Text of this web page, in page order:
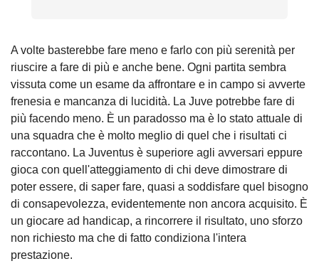
A volte basterebbe fare meno e farlo con più serenità per
riuscire a fare di più e anche bene. Ogni partita sembra
vissuta come un esame da affrontare e in campo si avverte
frenesia e mancanza di lucidità. La Juve potrebbe fare di
più facendo meno. È un paradosso ma è lo stato attuale di
una squadra che è molto meglio di quel che i risultati ci
raccontano. La Juventus è superiore agli avversari eppure
gioca con quell'atteggiamento di chi deve dimostrare di
poter essere, di saper fare, quasi a soddisfare quel bisogno
di consapevolezza, evidentemente non ancora acquisito. È
un giocare ad handicap, a rincorrere il risultato, uno sforzo
non richiesto ma che di fatto condiziona l'intera
prestazione.